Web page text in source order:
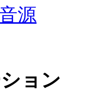
源
ョン